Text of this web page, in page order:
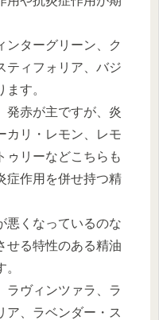
ンターグリーン、ク
ティフォリア、バジ
す。
発赤が主ですが、炎
カリ・レモン、レモ
ゥリーなどこちらも
症作用を併せ持つ精
悪くなっているのな
せる特性のある精油
ラヴィンツァラ、ラ
ア、ラベンダー・ス